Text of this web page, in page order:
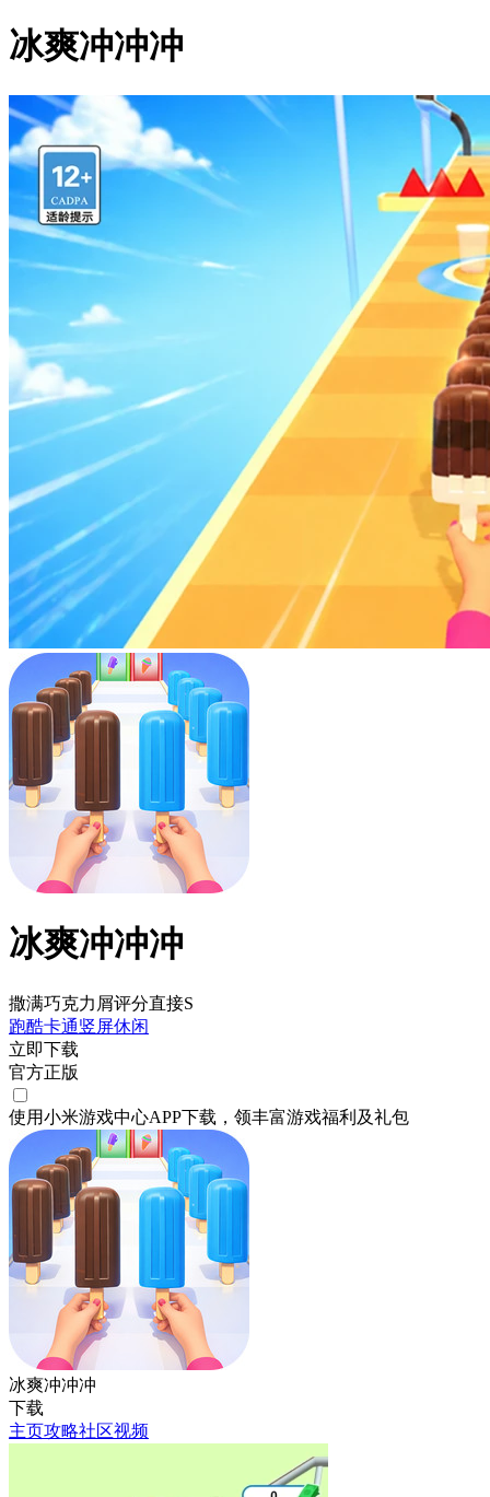
冰爽冲冲冲
冰爽冲冲冲
撒满巧克力屑评分直接S
跑酷卡通竖屏休闲
立即下载
官方正版
使用小米游戏中心APP下载 ，领丰富游戏福利 及礼包
冰爽冲冲冲
下载
主页攻略社区视频